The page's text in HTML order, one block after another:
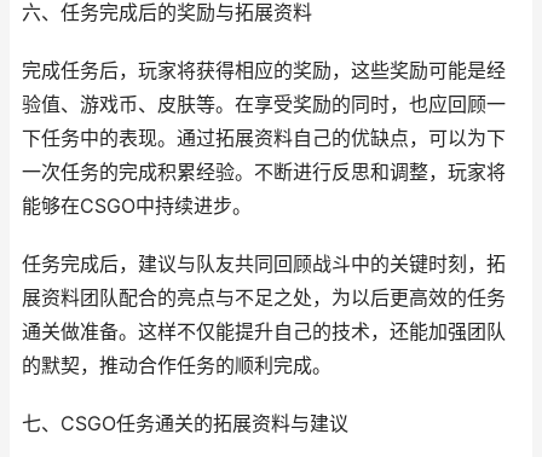
六、任务完成后的奖励与拓展资料
完成任务后，玩家将获得相应的奖励，这些奖励可能是经
验值、游戏币、皮肤等。在享受奖励的同时，也应回顾一
下任务中的表现。通过拓展资料自己的优缺点，可以为下
一次任务的完成积累经验。不断进行反思和调整，玩家将
能够在CSGO中持续进步。
任务完成后，建议与队友共同回顾战斗中的关键时刻，拓
展资料团队配合的亮点与不足之处，为以后更高效的任务
通关做准备。这样不仅能提升自己的技术，还能加强团队
的默契，推动合作任务的顺利完成。
七、CSGO任务通关的拓展资料与建议